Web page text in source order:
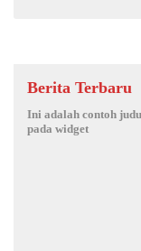
Berita Terbaru
Ini adalah contoh
pada widget